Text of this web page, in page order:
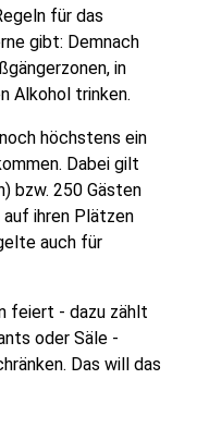
für das
gibt: Demnach
in
Alkohol trinken.
höchstens ein
Dabei gilt
bzw. 250 Gästen
auf ihren Plätzen
auch für
feiert - dazu zählt
oder Säle -
Das will das